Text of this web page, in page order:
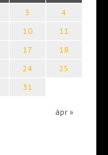
ápr »
3
4
10
11
17
18
24
25
31